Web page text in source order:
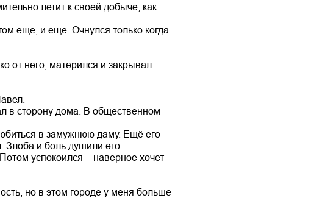
летит к своей добыче, как
ещё, и ещё. Очнулся только когда
от него, матерился и закрывал
в сторону дома. В общественном
в замужнюю даму. Ещё его
Злоба и боль душили его.
успокоился – наверное хочет
но в этом городе у меня больше